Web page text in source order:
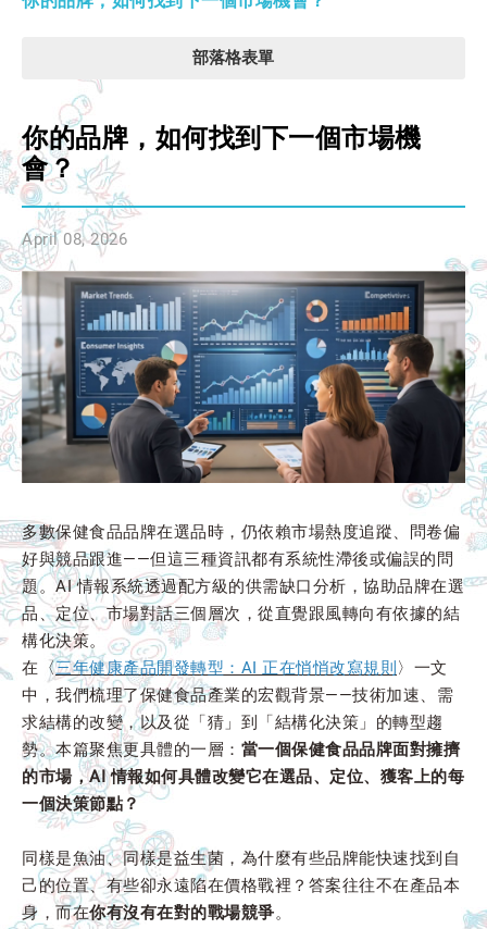
部落格表單
你的品牌，如何找到下一個市場機
會？
April 08, 2026
多數保健食品品牌在選品時，仍依賴市場熱度追蹤、問卷偏
好與競品跟進——但這三種資訊都有系統性滯後或偏誤的問
題。AI 情報系統透過配方級的供需缺口分析，協助品牌在選
品、定位、市場對話三個層次，從直覺跟風轉向有依據的結
構化決策。
在〈三年健康產品開發轉型：AI 正在悄悄改寫規則 〉一文
中，我們梳理了保健食品產業的宏觀背景——技術加速、需
求結構的改變，以及從「猜」到「結構化決策」的轉型趨
勢。本篇聚焦更具體的一層： 當一個保健食品品牌面對擁擠
的市場，AI 情報如何具體改變它在選品、定位、獲客上的每
一個決策節點？
同樣是魚油、同樣是益生菌，為什麼有些品牌能快速找到自
己的位置、有些卻永遠陷在價格戰裡？答案往往不在產品本
身，而在你有沒有在對的戰場競爭。